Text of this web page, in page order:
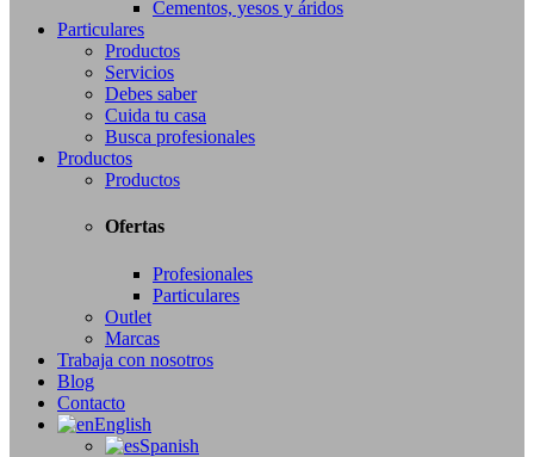
Cementos, yesos y áridos
Particulares
Productos
Servicios
Debes saber
Cuida tu casa
Busca profesionales
Productos
Productos
Ofertas
Profesionales
Particulares
Outlet
Marcas
Trabaja con nosotros
Blog
Contacto
English
Spanish